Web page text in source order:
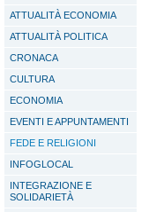
ATTUALITÀ ECONOMIA
ATTUALITÀ POLITICA
CRONACA
CULTURA
ECONOMIA
EVENTI E APPUNTAMENTI
FEDE E RELIGIONI
INFOGLOCAL
INTEGRAZIONE E
SOLIDARIETÀ